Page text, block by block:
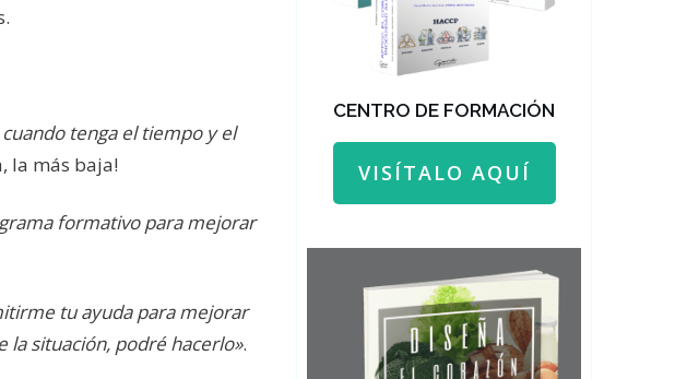
tenga el tiempo y el
la más baja!
formativo para mejorar
tu ayuda para mejorar
situación, podré hacerlo».
CENTRO DE FORMACIÓN
VISÍTALO AQUÍ